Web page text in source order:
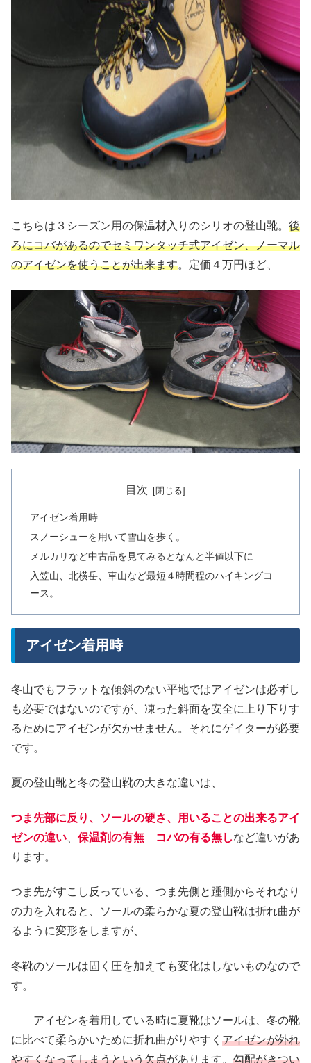
こちらは３シーズン用の保温材入りのシリオの登山靴。 後
ろにコバがあるのでセミワンタッチ式アイゼン、ノーマル
のアイゼンを使うことが出来ます。定価４万円ほど、
目次
アイゼン着用時
スノーシューを用いて雪山を歩く。
メルカリなど中古品を見てみるとなんと半値以下に
入笠山、北横岳、車山など最短４時間程のハイキングコ
ース。
アイゼン着用時
冬山でもフラットな傾斜のない平地ではアイゼンは必ずし
も必要ではないのですが、凍った斜面を安全に上り下りす
るためにアイゼンが欠かせません。それにゲイターが必要
です。
夏の登山靴と冬の登山靴の大きな違いは、
つま先部に反り、ソールの硬さ、用いることの出来るアイ
ゼンの違い
保温剤の有無 コバの有る無しなど違いがあ
ります。
つま先がすこし反っている、つま先側と踵側からそれなり
の力を入れると、ソールの柔らかな夏の登山靴は折れ曲が
るように変形をしますが、
冬靴のソールは固く圧を加えても変化はしないものなので
す。
アイゼンを着用している時に夏靴はソールは、冬の靴
に比べて柔らかいために折れ曲がりやすく アイゼンが外れ
やすくなってしまうという欠点があります。 勾配がきつい